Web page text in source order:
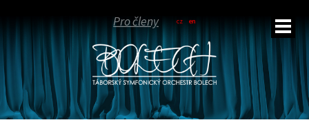
Pro členy cz en